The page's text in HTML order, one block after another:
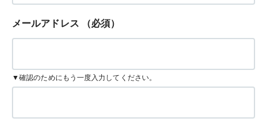
メールアドレス （必須）
▼確認のためにもう一度入力してください。